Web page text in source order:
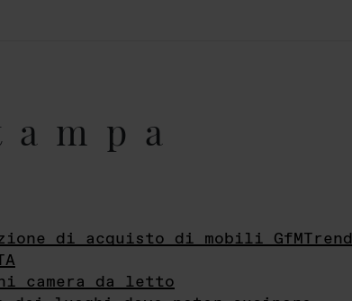
di acquisto di mobili GfMTrend
camera da letto